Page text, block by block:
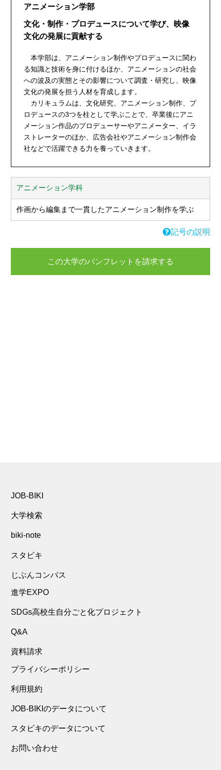
アニメーション学部
文化・制作・プロデュースについて学び、映像
文化の発展に貢献する
本学部は、アニメーション制作やプロデュースに関わ
る知識と技術を身に付けるほか、アニメーションの社会
への波及の実態とその影響について調査・研究し、映像
文化の発展を担う人材を育成します。
カリキュラムは、文化研究、アニメーション制作、プ
ロデュースの3つを柱として学ぶことで、卒業後にアニ
メーション作品のプロデューサーやアニメーター、イラ
ストレーターのほか、広告会社やアニメーション制作会
社などで活躍できる力を養っていきます。
アニメーション学科
作画から編集まで一貫したアニメーション制作を学ぶ
記号の説明
この大学のパンフレットを請求する
JOB-BIKI
大学検索
biki-note
スタビキ
じぶんコンパス
進学EXPO
SDGs高校生自分ごと化プロジェクト
Q&A
資料請求
プライバシーポリシー
利用規約
JOB-BIKIのデータについて
スタビキのデータについて
お問い合わせ